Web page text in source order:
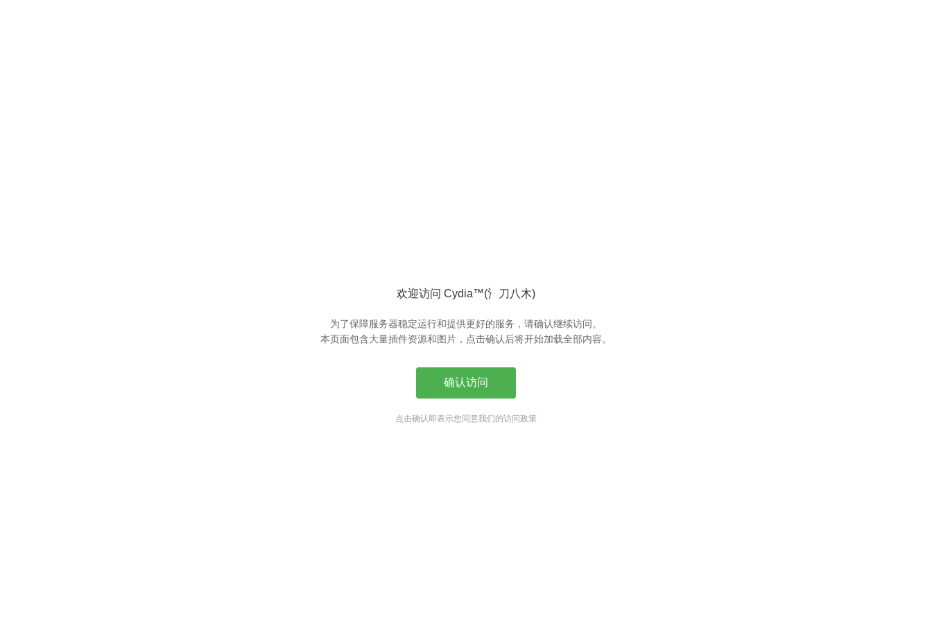
欢迎访问 Cydia™(氵刀八木)
为了保障服务器稳定运行和提供更好的服务，请确认继续访问。
本页面包含大量插件资源和图片，点击确认后将开始加载全部内容。
确认访问
点击确认即表示您同意我们的访问政策